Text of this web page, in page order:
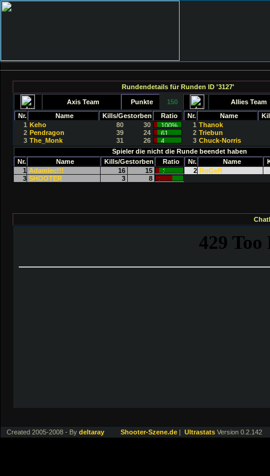
Rundendetails für Runden ID '3127'
Axis Team Punkte 150
Allies Team
Nr.
Name Kills/Gestorben
Ratio
1 Keho 80
30
2 Pendragon 39
24
3 The_Monk 31 26
Nr. Name
1 Thanok
2 Triebun
3 Chuck-Norris
Spieler die nicht die Runde beendet haben
Nr.
Name Kills/Gestorben Ratio Nr. Name
1 Adamiec!!! 16 15 2 RoGeR
3 SHOOTER 3 8
Created 2005-2008 - By deltaray Shooter-Szene.de| UltrastatsVersion 0.2.142